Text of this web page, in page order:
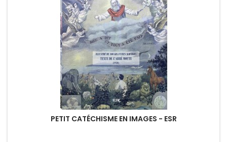
PETIT CATÉCHISME EN IMAGES - ESR